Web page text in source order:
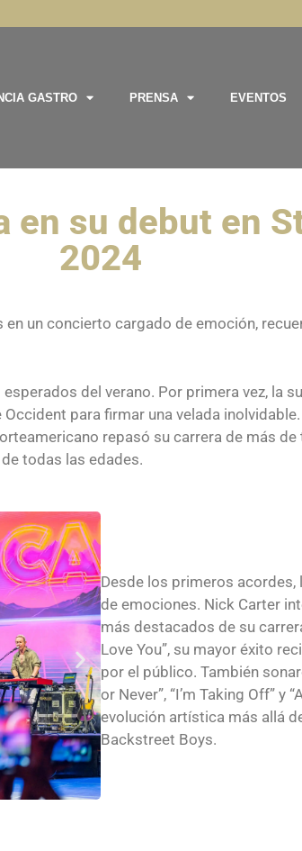
categoría de consentimiento a continuación.
GASTRO PRENSA EVENTOS
en su debut en
2024
un concierto cargado de emoción,
del verano. Por primera vez, la
para firmar una velada
repasó su carrera de más
todas las edades.
Desde los primeros
de emociones. Nick Carter
más destacados de su
Love You”, su mayor éxito
por el público. También
or Never”, “I’m Taking Off” y
evolución artística más allá
Backstreet Boys.